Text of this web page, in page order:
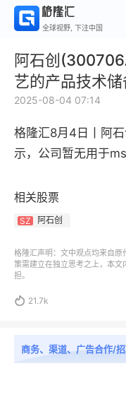
全球视野, 下注中国
阿石创
艺的产品技术储
2025-08-04 07:14
格隆汇8月4日丨
阿
示， 公司暂无用于
相关股票
SZ 阿石创
格隆汇声明：文中观点均来自
策需建立在独立思考之上，本
担。
 21.7k
商务、渠道、广告合作/